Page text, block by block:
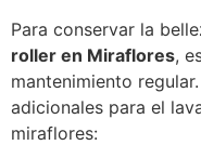
Para conservar la
roller en Miraflores,
mantenimiento
adicionales para el
miraflores: